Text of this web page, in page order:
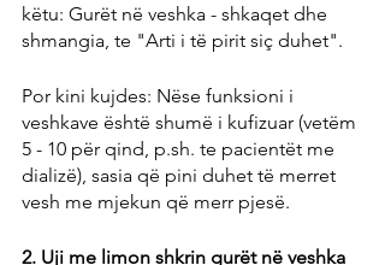
këtu: Gurët në veshka - shkaqet dhe
shmangia, te "Arti i të pirit siç duhet".
Por kini kujdes: Nëse funksioni i
veshkave është shumë i kufizuar (vetëm
5 - 10 për qind, p.sh. te pacientët me
dializë), sasia që pini duhet të merret
vesh me mjekun që merr pjesë.
2. Uji me limon shkrin gurët në veshka